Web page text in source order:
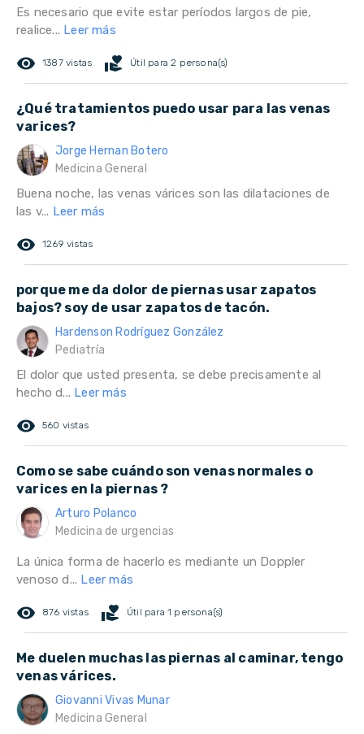
Es necesario que evite estar períodos largos de pie,
realice... Leer más
remove_red_eye 1387 vistas volunteer_activism Útil para 2 persona(s)
¿Qué tratamientos puedo usar para las venas
varices?
Jorge Hernan Botero
Medicina General
Buena noche, las venas várices son las dilataciones de
las v... Leer más
remove_red_eye 1269 vistas
porque me da dolor de piernas usar zapatos
bajos? soy de usar zapatos de tacón.
Hardenson Rodríguez González
Pediatría
El dolor que usted presenta, se debe precisamente al
hecho d... Leer más
remove_red_eye 560 vistas
Como se sabe cuándo son venas normales o
varices en la piernas ?
Arturo Polanco
Medicina de urgencias
La única forma de hacerlo es mediante un Doppler
venoso d... Leer más
remove_red_eye 876 vistas volunteer_activism Útil para 1 persona(s)
Me duelen muchas las piernas al caminar, tengo
venas várices.
Giovanni Vivas Munar
Medicina General